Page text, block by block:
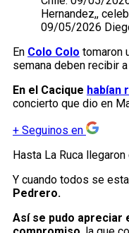
Hernandez,,
09/05/2026
En Colo Colo tomaron
semana deben recibir a
En el Cacique habían
concierto que dio en
+ Seguinos en
Hasta La Ruca
Y cuando todos se
Pedrero.
Así se pudo apreciar